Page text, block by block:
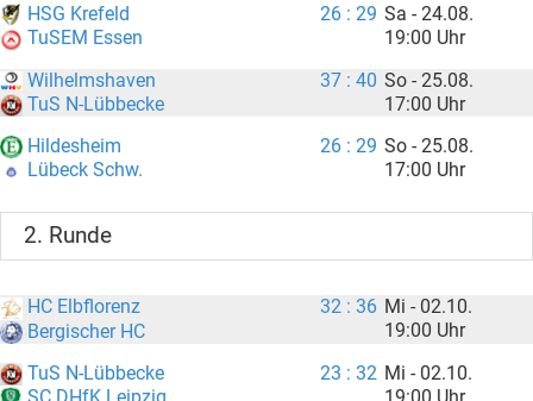
HSG Krefeld
TuSEM Essen
26 : 29 Sa - 24.08.
19:00 Uhr
Wilhelmshaven
TuS N-Lübbecke
37 : 40 So - 25.08.
17:00 Uhr
Hildesheim
Lübeck Schw.
26 : 29 So - 25.08.
17:00 Uhr
2. Runde
HC Elbflorenz
Bergischer HC
32 : 36 Mi - 02.10.
19:00 Uhr
TuS N-Lübbecke
23 : 32 Mi - 02.10.